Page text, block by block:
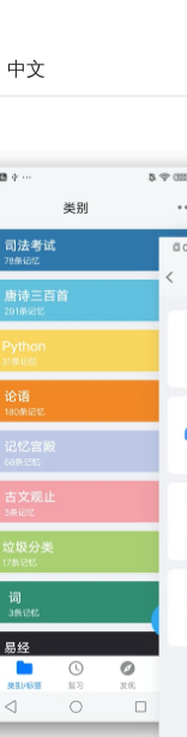
中文